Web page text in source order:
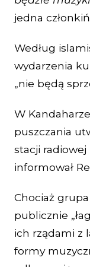
jedna
Według
wydarzenia
„nie będą
W
puszczania
stacji
informował
Chociaż
publicznie
ich rządami z
formy